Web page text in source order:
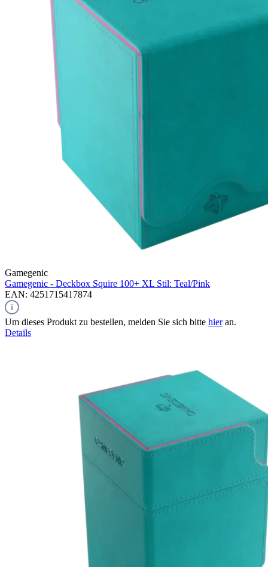
Gamegenic
Gamegenic - Deckbox Squire 100+ XL Stil: Teal/Pink
EAN: 4251715417874
Um dieses Produkt zu bestellen, melden Sie sich bitte hieran.
Details